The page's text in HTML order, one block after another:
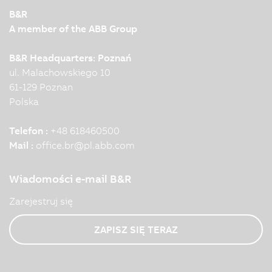
Andreas…
B&R
A member of the ABB Group
B&R Headquarters: Poznań
ul. Malachowskiego 10
61-129 Poznan
Polska
Telefon : +48 618460500
Mail : office.br@pl.abb.com
Wiadomości e-mail B&R
Zarejestruj się
ZAPISZ SIĘ TERAZ